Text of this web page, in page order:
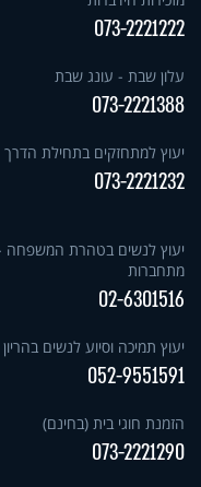
073-2221222
עלון שבת - עונג שבת
073-2221388
יעוץ למתחזקים בתחילת הדרך
073-2221232
יעוץ לנשים בטהרת המשפחה
מתחברות
02-6301516
יעוץ תמיכה וסיוע לנשים בהריון
052-9551591
הזמנת חוגי בית (בחינם)
073-2221290